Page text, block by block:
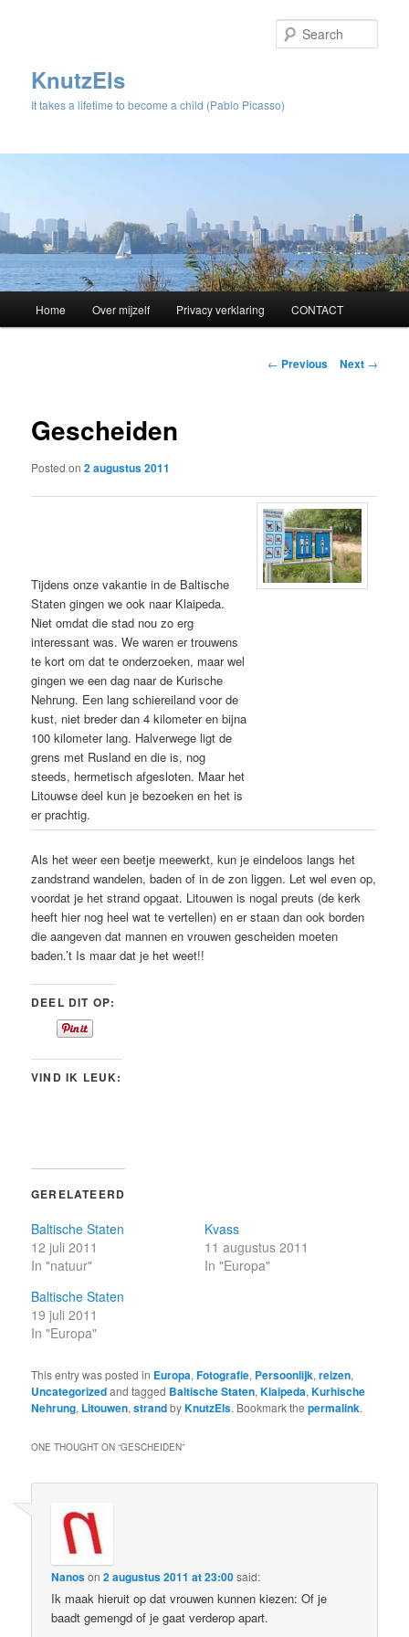
KnutzEls
It takes a lifetime to become a child (Pablo Picasso)
Skip
content
Home Over mijzelf Privacy verklaring CONTACT
Post
← Previous Next →
Gescheiden
Posted on2 augustus 2011
Tijdens onze vakantie in de Baltische
Staten gingen we ook naar Klaipeda.
Niet omdat die stad nou zo erg
interessant was. We waren er trouwens
te kort om dat te onderzoeken, maar wel
gingen we een dag naar de Kurische
Nehrung. Een lang schiereiland voor de
kust, niet breder dan 4 kilometer en bijna
100 kilometer lang. Halverwege ligt de
grens met Rusland en die is, nog
steeds, hermetisch afgesloten. Maar het
Litouwse deel kun je bezoeken en het is
er prachtig.
Als het weer een beetje meewerkt, kun je eindeloos langs het
zandstrand wandelen, baden of in de zon liggen. Let wel even op,
voordat je het strand opgaat. Litouwen is nogal preuts (de kerk
heeft hier nog heel wat te vertellen) en er staan dan ook borden
die aangeven dat mannen en vrouwen gescheiden moeten
baden.’t Is maar dat je het weet!!
DEEL DIT OP:
VIND IK LEUK:
GERELATEERD
Baltische Staten
12 juli 2011
In "natuur"
Kvass
11 augustus 2011
In "Europa"
Baltische Staten
19 juli 2011
In "Europa"
This entry was posted in Europa,Fotografie, Persoonlijk,reizen,
Uncategorizedand tagged Baltische Staten,Klaipeda,Kurhische
Nehrung, Litouwen,strandbyKnutzEls. Bookmark thepermalink.
ONE THOUGHT ON “GESCHEIDEN”
Nanoson2 augustus 2011 at 23:00said:
Ik maak hieruit op dat vrouwen kunnen kiezen: Of je
baadt gemengd of je gaat verderop apart.